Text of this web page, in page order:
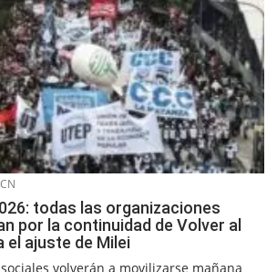
todas las organizaciones
por la continuidad de Volver al
el ajuste de Milei
volverán a movilizarse mañana